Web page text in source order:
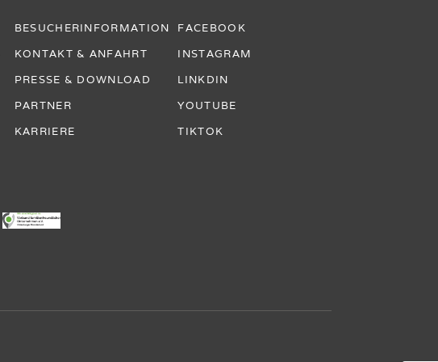
BESUCHERINFORMATION
KONTAKT & ANFAHRT
PRESSE & DOWNLOAD
PARTNER
KARRIERE
FACEBOOK
INSTAGRAM
LINKDIN
YOUTUBE
TIKTOK